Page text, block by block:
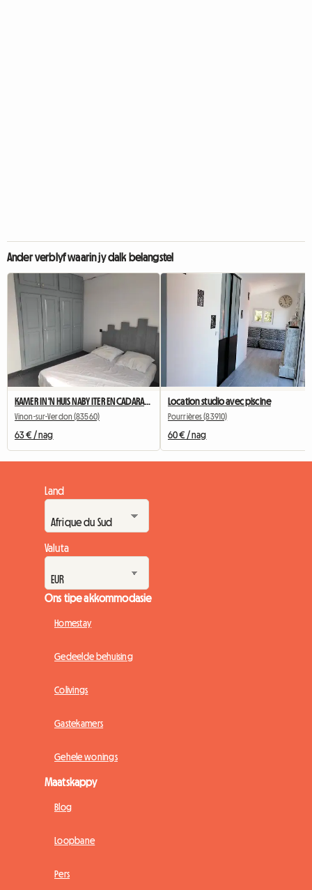
Ander verblyf waarin jy dalk belangstel
KAMER IN 'N HUIS NABY ITER EN CADARACHE
Vinon-sur-Verdon (83560)
63 € / nag
Location studio avec piscine
Pourrières (83910)
60 € / nag
Land
Valuta
Ons tipe akkommodasie
Homestay
Gedeelde behuising
Colivings
Gastekamers
Gehele wonings
Maatskappy
Blog
Loopbane
Pers